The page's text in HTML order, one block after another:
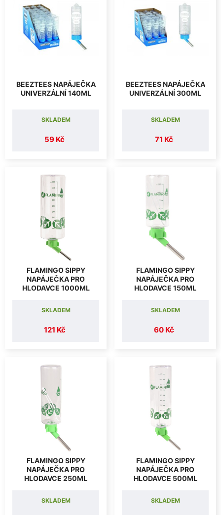
BEEZTEES NAPÁJEČKA
UNIVERZÁLNÍ 140ML
59 Kč
SKLADEM
BEEZTEES NAPÁJEČKA
UNIVERZÁLNÍ 300ML
71 Kč
SKLADEM
FLAMINGO SIPPY
NAPÁJEČKA PRO
HLODAVCE 1000ML
121 Kč
SKLADEM
FLAMINGO SIPPY
NAPÁJEČKA PRO
HLODAVCE 150ML
60 Kč
SKLADEM
FLAMINGO SIPPY
NAPÁJEČKA PRO
HLODAVCE 250ML
SKLADEM
FLAMINGO SIPPY
NAPÁJEČKA PRO
HLODAVCE 500ML
SKLADEM